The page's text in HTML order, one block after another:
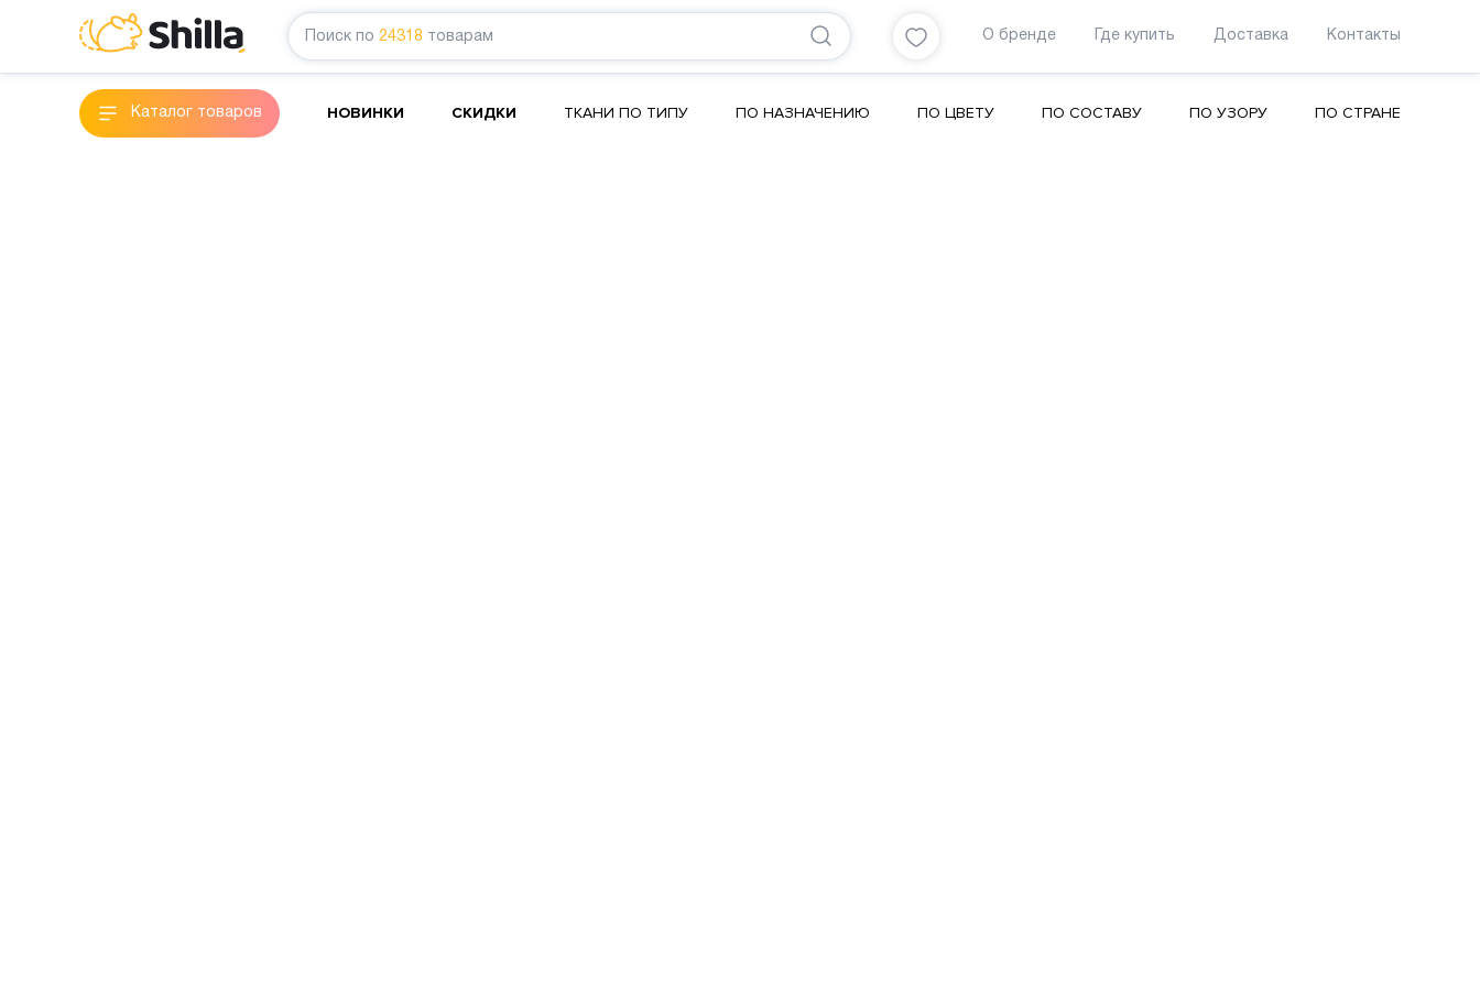
Поиск по 24318 товарам О бренде Где купить Доставка Контакты
Каталог товаров НОВИНКИ СКИДКИ ТКАНИ ПО ТИПУ ПО НАЗНАЧЕНИЮ ПО ЦВЕТУ ПО СОСТАВУ ПО УЗОРУ ПО СТРАНЕ